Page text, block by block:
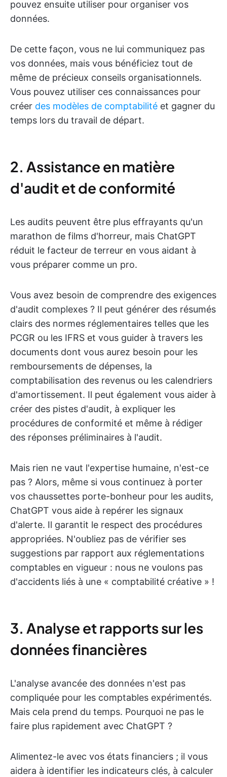
pouvez ensuite utiliser pour organiser vos
données.
De cette façon, vous ne lui communiquez pas
vos données, mais vous bénéficiez tout de
même de précieux conseils organisationnels.
Vous pouvez utiliser ces connaissances pour
créer des modèles de comptabilité et gagner du
temps lors du travail de départ.
2. Assistance en matière
d'audit et de conformité
Les audits peuvent être plus effrayants qu'un
marathon de films d'horreur, mais ChatGPT
réduit le facteur de terreur en vous aidant à
vous préparer comme un pro.
Vous avez besoin de comprendre des exigences
d'audit complexes ? Il peut générer des résumés
clairs des normes réglementaires telles que les
PCGR ou les IFRS et vous guider à travers les
documents dont vous aurez besoin pour les
remboursements de dépenses, la
comptabilisation des revenus ou les calendriers
d'amortissement. Il peut également vous aider à
créer des pistes d'audit, à expliquer les
procédures de conformité et même à rédiger
des réponses préliminaires à l'audit.
Mais rien ne vaut l'expertise humaine, n'est-ce
pas ? Alors, même si vous continuez à porter
vos chaussettes porte-bonheur pour les audits,
ChatGPT vous aide à repérer les signaux
d'alerte. Il garantit le respect des procédures
appropriées. N'oubliez pas de vérifier ses
suggestions par rapport aux réglementations
comptables en vigueur : nous ne voulons pas
d'accidents liés à une « comptabilité créative » !
3. Analyse et rapports sur les
données financières
L'analyse avancée des données n'est pas
compliquée pour les comptables expérimentés.
Mais cela prend du temps. Pourquoi ne pas le
faire plus rapidement avec ChatGPT ?
Alimentez-le avec vos états financiers ; il vous
aidera à identifier les indicateurs clés, à calculer